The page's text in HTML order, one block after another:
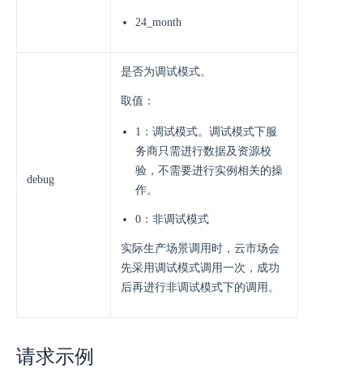
24_month
debug
是否为调试模式。
取值：
1：调试模式。调试模式下服
务商只需进行数据及资源校
验，不需要进行实例相关的操
作。
0：非调试模式
实际生产场景调用时，云市场会
先采用调试模式调用一次，成功
后再进行非调试模式下的调用。
请求示例